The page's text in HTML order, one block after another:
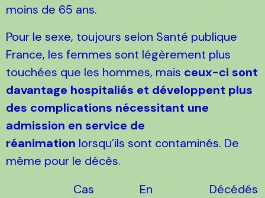
moins de 65 ans.
Pour le sexe, toujours selon Santé publique
France, les femmes sont légèrement plus
touchées que les hommes, mais ceux-ci sont
davantage hospitaliés et développent plus
des complications nécessitant une
admission en service de
réanimation lorsqu’ils sont contaminés. De
même pour le décès.
Cas
En
Décédés